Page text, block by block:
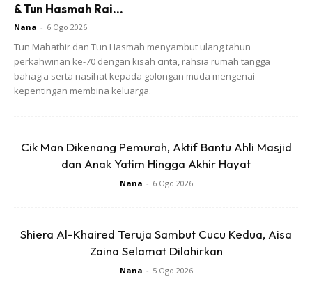
I decided to wait till she finished performing her maghrib
prayer. Geraknya penuh tertib. Ada toma’ninah dan
My tears flowed down my cheek when I flashed back
myself at the age of seven. Ya Allah ampunilah aku.. kau
back to her car. Her mom opened the window and aske me:
Mother: Kenapa puan?
& Tun Hasmah Rai...
Nana - 6 Ogo 2026
Tun Mahathir dan Tun Hasmah menyambut ulang tahun
perkahwinan ke-70 dengan kisah cinta, rahsia rumah tangga
bahagia serta nasihat kepada golongan muda mengenai
kepentingan membina keluarga.
Cik Man Dikenang Pemurah, Aktif Bantu Ahli Masjid
dan Anak Yatim Hingga Akhir Hayat
Nana - 6 Ogo 2026
Shiera Al-Khaired Teruja Sambut Cucu Kedua, Aisa
Zaina Selamat Dilahirkan
Nana - 5 Ogo 2026